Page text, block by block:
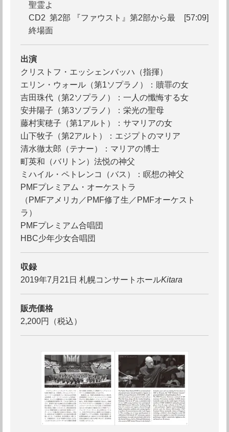
聖霊よ
CD2 第2部 『ファウスト』第2部から最
終場面
[57:09]
出演
クリストフ・エッシェンバッハ（指揮）
エリン・ウォール（第1ソプラノ）：贖罪の女
吉田珠代（第2ソプラノ）：一人の懺悔する女
安井陽子（第3ソプラノ）：栄光の聖母
藤村実穂子（第1アルト）：サマリアの女
山下牧子（第2アルト）：エジプトのマリア
清水徹太郎（テナー）：マリアの博士
町英和（バリトン）法悦の神父
ミハイル・ペトレンコ（バス）：瞑想の神父
PMFプレミアム・オーケストラ
（PMFアメリカ／PMF修了生／PMFオーケスト
ラ）
PMFプレミアム合唱団
HBC少年少女合唱団
収録
2019年7月21日 札幌コンサートホールKitara
販売価格
2,200円（税込）